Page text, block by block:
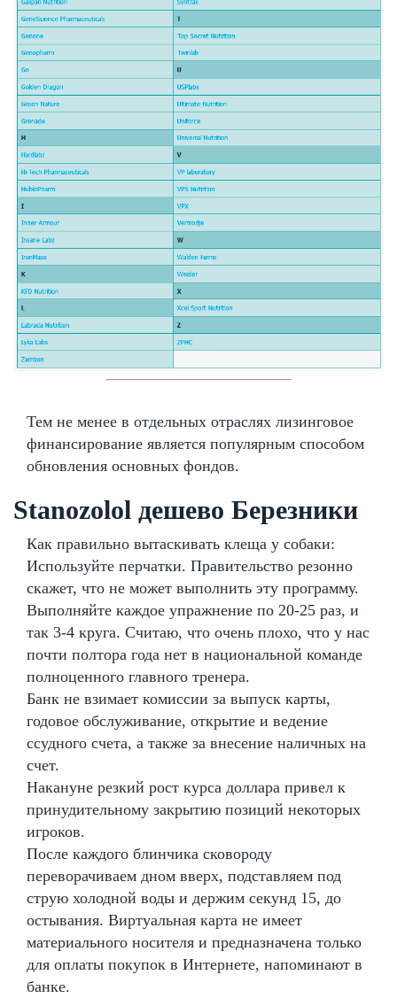
Тем не менее в отдельных отраслях лизинговое
финансирование является популярным способом
обновления основных фондов.
Stanozolol дешево Березники
Как правильно вытаскивать клеща у собаки:
Используйте перчатки. Правительство резонно
скажет, что не может выполнить эту программу.
Выполняйте каждое упражнение по 20-25 раз, и
так 3-4 круга. Считаю, что очень плохо, что у нас
почти полтора года нет в национальной команде
полноценного главного тренера.
Банк не взимает комиссии за выпуск карты,
годовое обслуживание, открытие и ведение
ссудного счета, а также за внесение наличных на
счет.
Накануне резкий рост курса доллара привел к
принудительному закрытию позиций некоторых
игроков.
После каждого блинчика сковороду
переворачиваем дном вверх, подставляем под
струю холодной воды и держим секунд 15, до
остывания. Виртуальная карта не имеет
материального носителя и предназначена только
для оплаты покупок в Интернете, напоминают в
банке.